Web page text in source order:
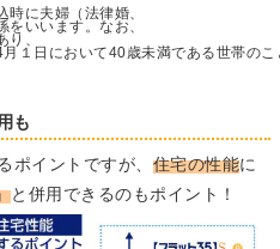
時に夫婦（法律婚、
をいいます。なお、
り、
１日において40歳未満である世帯のこ
も
ポイントですが、 住宅の性能に
と併用できるのもポイント！